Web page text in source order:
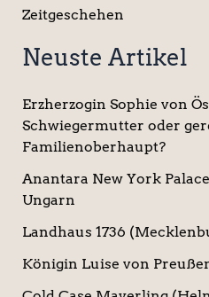
Zeitgeschehen
Neuste Artikel
Erzherzogin Sophie von
Schwiegermutter oder
Familienoberhaupt?
Anantara New York
Ungarn
Landhaus 1736
Königin Luise von